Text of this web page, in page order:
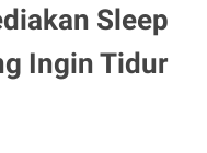
Sleep
Ingin Tidur